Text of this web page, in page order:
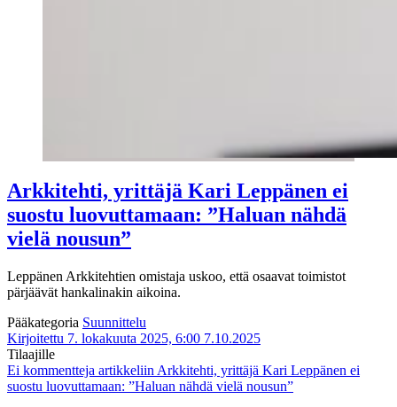
Arkkitehti, yrittäjä Kari Leppänen ei
suostu luovuttamaan: ”Haluan nähdä
vielä nousun”
Leppänen Arkkitehtien omistaja uskoo, että osaavat toimistot
pärjäävät hankalinakin aikoina.
Pääkategoria Suunnittelu
Kirjoitettu 7. lokakuuta 2025, 6:00 7.10.2025
Tilaajille
Ei kommentteja artikkeliin Arkkitehti, yrittäjä Kari Leppänen ei
suostu luovuttamaan: ”Haluan nähdä vielä nousun”